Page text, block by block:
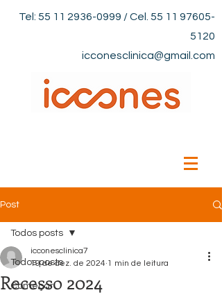
Tel: 55 11 2936-0999 / Cel. 55 11 97605-
5120
icconesclinica@gmail.com
Post
Todos posts
Começar
Todos posts
Recesso 2024
icconesclinica7
19 de dez. de 2024 1 min de leitura